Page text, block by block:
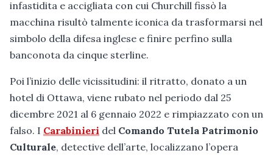
infastidita e accigliata con cui Churchill fissò la
macchina risultò talmente iconica da trasformarsi nel
simbolo della difesa inglese e finire perfino sulla
banconota da cinque sterline.
Poi l’inizio delle vicissitudini: il ritratto, donato a un
hotel di Ottawa, viene rubato nel periodo dal 25
dicembre 2021 al 6 gennaio 2022 e rimpiazzato con un
falso. I Carabinieri del Comando Tutela Patrimonio
Culturale, detective dell’arte, localizzano l’opera